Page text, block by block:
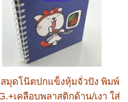
มุดโน๊ตปกแข็งหุ้มจั่วปัง พิมพ์
เคลือบพลาสติกด้าน/เงา ใส่